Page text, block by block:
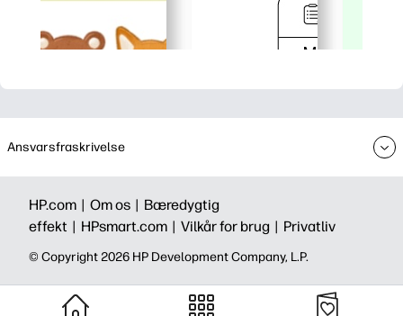
Ansvarsfraskrivelse
HP.com | Om os | Bæredygtig
effekt | HPsmart.com | Vilkår for brug | Privatliv
©️ Copyright 2026 HP Development Company, L.P.